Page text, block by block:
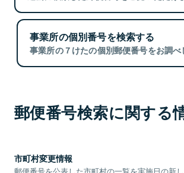
事業所の個別番号を検索する
事業所の７けたの個別郵便番号をお調べ
郵便番号検索に関する
市町村変更情報